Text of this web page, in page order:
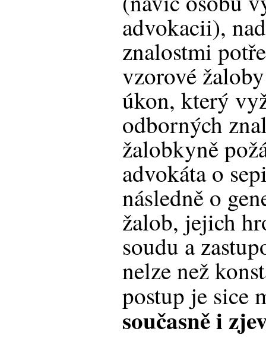
advokacii),
znalostmi
vzorové
úkon, který
odborných
žalobkyně
advokáta o
následně o
žalob, jejich
soudu a
nelze než
postup je sice
současně i